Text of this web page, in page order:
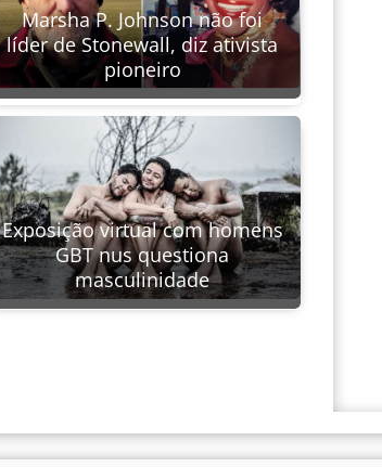
Marsha P. Johnson não foi
líder de Stonewall, diz ativista
pioneiro
Exposição virtual com homens
GBT nus questiona
masculinidade